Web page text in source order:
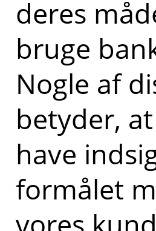
deres
bruge
Nogle af
betyder,
have
formålet